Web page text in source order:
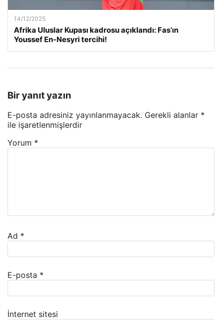
14/12/2025
Afrika Uluslar Kupası kadrosu açıklandı: Fas’ın
Youssef En-Nesyri tercihi!
Bir yanıt yazın
E-posta adresiniz yayınlanmayacak. Gerekli alanlar *
ile işaretlenmişlerdir
Yorum *
Ad *
E-posta *
İnternet sitesi